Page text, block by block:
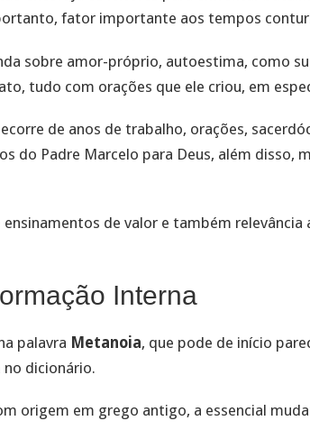
fator importante aos tempos
sobre amor-próprio, autoestima, como
tudo com orações que ele criou, em
de anos de trabalho, orações,
do Padre Marcelo para Deus, além disso,
ensinamentos de valor e também relevância
Interna
palavra Metanoia, que pode de início
dicionário.
origem em grego antigo, a essencial